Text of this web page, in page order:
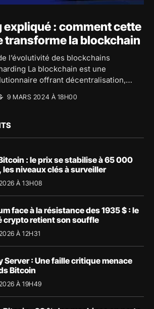
expliqué : comment cette
transforme la blockchain
l’évolutivité des blockchains
La blockchain est une
offrant décentralisation,
Cependant,...
9 MARS 2024 À 18H00
: le prix se stabilise à 65 000
les niveaux clés à surveiller
À 13H08
face à la résistance des 1935 $ : le
crypto retient son souffle
À 12H31
Server : Une faille critique menace
Bitcoin
À 19H49